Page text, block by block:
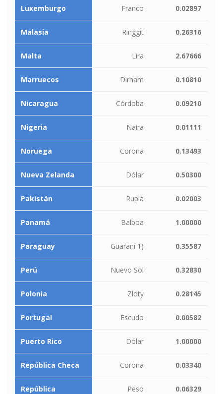
Luxemburgo Franco 0.02897
Malasia Ringgit 0.26316
Malta Lira 2.67666
Marruecos Dirham 0.10810
Nicaragua Córdoba 0.09210
Nigeria Naira 0.01111
Noruega Corona 0.13493
Nueva Zelanda Dólar 0.50300
Pakistán Rupia 0.02003
Panamá Balboa 1.00000
Paraguay Guaraní 1) 0.35587
Perú Nuevo Sol 0.32830
Polonia Zloty 0.28145
Portugal Escudo 0.00582
Puerto Rico Dólar 1.00000
República Checa Corona 0.03340
República
Peso 0.06329